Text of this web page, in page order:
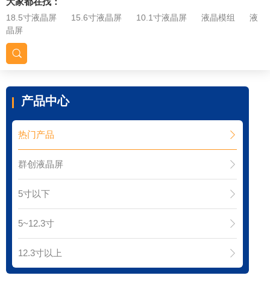
18.5寸液晶屏 15.6寸液晶屏 10.1寸液晶屏 液晶模组
液
晶屏
产品中心
热门产品
群创液晶屏
5寸以下
5~12.3寸
12.3寸以上